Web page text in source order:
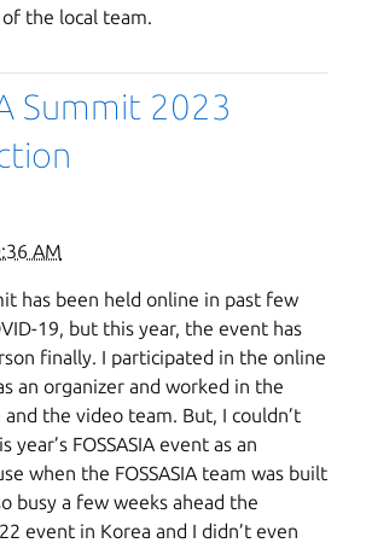
the local team.
Summit 2023
AM
has been held online in past few
19, but this year, the event has
finally. I participated in the online
an organizer and worked in the
the video team. But, I couldn’t
FOSSASIA event as an
when the FOSSASIA team was built
busy a few weeks ahead the
event in Korea and I didn’t even